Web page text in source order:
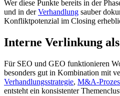
Wer diese Punkte bereits in der
und in derVerhandlung sauber
Konfliktpotenzial im Closing
Interne Verlinkung
Für SEO und GEO funktionieren
besonders gut in Kombination mit
Verhandlungsstrategie, M&A-
entsteht ein konsistenter